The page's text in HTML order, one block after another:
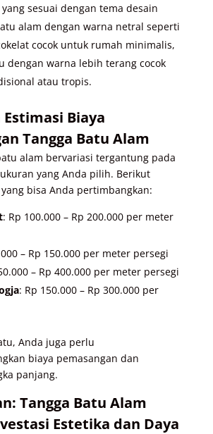
sesuai dengan tema desain
alam dengan warna netral seperti
cocok untuk rumah minimalis,
dengan warna lebih terang cocok
atau tropis.
Biaya
Tangga Batu Alam
alam bervariasi tergantung pada
yang Anda pilih. Berikut
bisa Anda pertimbangkan:
: Rp 100.000 – Rp 200.000 per meter
– Rp 150.000 per meter persegi
– Rp 400.000 per meter persegi
: Rp 150.000 – Rp 300.000 per
Anda juga perlu
biaya pemasangan dan
panjang.
Tangga Batu Alam
Estetika dan Daya